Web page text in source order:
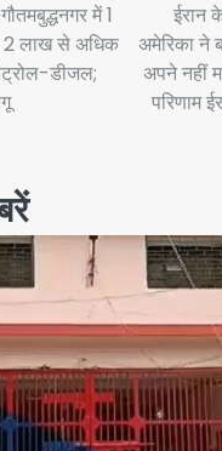
में 1
2 लाख से अधिक
डीजल;
ईरान
अमेरिका ने
अपने नहीं
परिणाम